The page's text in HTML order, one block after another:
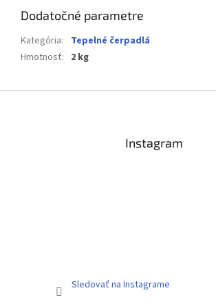
Dodatočné parametre
Kategória:
Tepelné čerpadlá
Hmotnosť: 2 kg
Instagram
Sledovať na Instagrame